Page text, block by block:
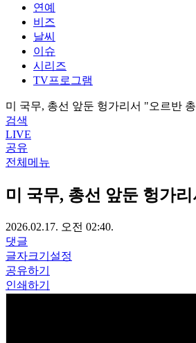
연예
비즈
날씨
이슈
시리즈
TV프로그램
미 국무, 총선 앞둔 헝가리서 "오르반
검색
LIVE
공유
전체메뉴
미 국무, 총선 앞둔 헝가
2026.02.17. 오전 02:40.
댓글
글자크기설정
공유하기
인쇄하기